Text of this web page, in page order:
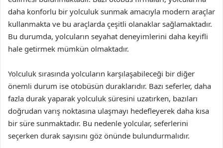
daha konforlu bir yolculuk sunmak amacıyla modern araçlar
kullanmakta ve bu araçlarda çeşitli olanaklar sağlamaktadır.
Bu durumda, yolcuların seyahat deneyimlerini daha keyifli
hale getirmek mümkün olmaktadır.
Yolculuk sırasında yolcuların karşılaşabileceği bir diğer
önemli durum ise otobüsün duraklarıdır. Bazı seferler, daha
fazla durak yaparak yolculuk süresini uzatırken, bazıları
doğrudan varış noktasına ulaşmayı hedefleyerek daha kısa
bir süre sunmaktadır. Bu nedenle yolcular, seferlerini
seçerken durak sayısını göz önünde bulundurmalıdır.